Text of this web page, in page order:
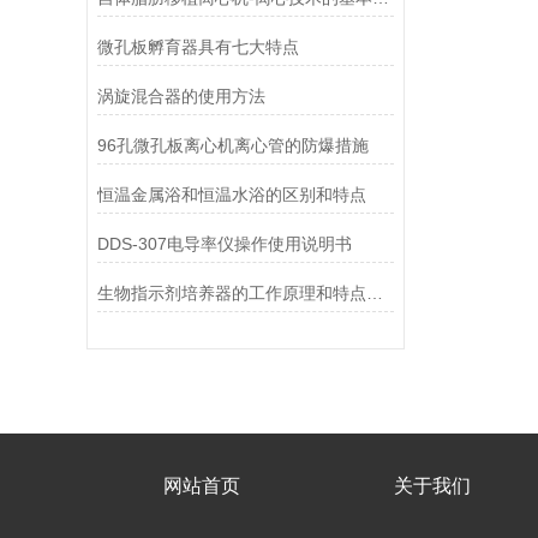
微孔板孵育器具有七大特点
涡旋混合器的使用方法
96孔微孔板离心机离心管的防爆措施
恒温金属浴和恒温水浴的区别和特点
DDS-307电导率仪操作使用说明书
网站首页 关于我们